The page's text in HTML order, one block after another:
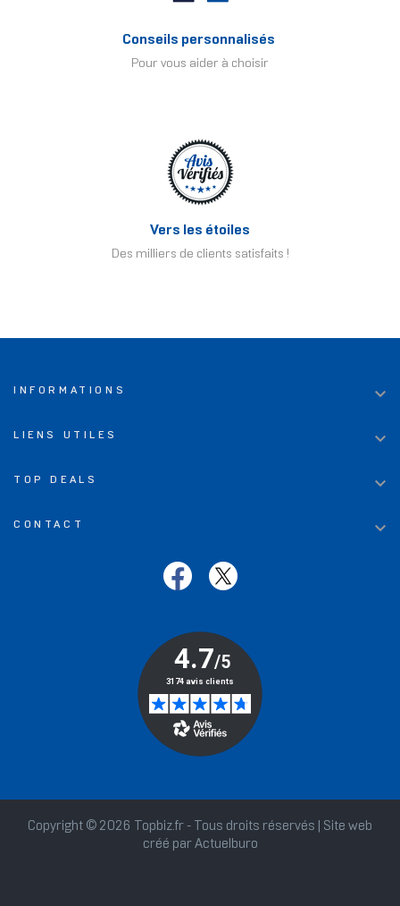
Conseils personnalisés
Pour vous aider à choisir
Vers les étoiles
Des milliers de clients satisfaits !
INFORMATIONS 
LIENS UTILES 
TOP DEALS 
CONTACT 
Copyright © 2026 Topbiz.fr - Tous droits réservés | Site web
créé par Actuelburo